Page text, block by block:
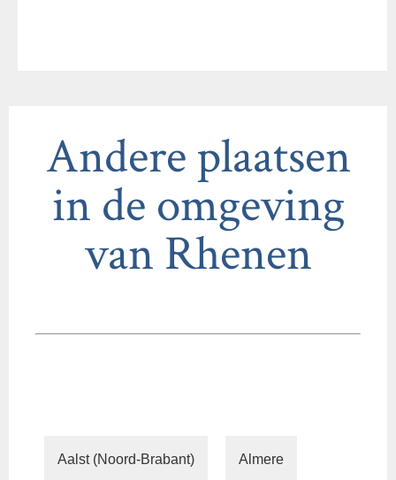
Andere plaatsen
in de omgeving
van Rhenen
Aalst (Noord-Brabant) Almere